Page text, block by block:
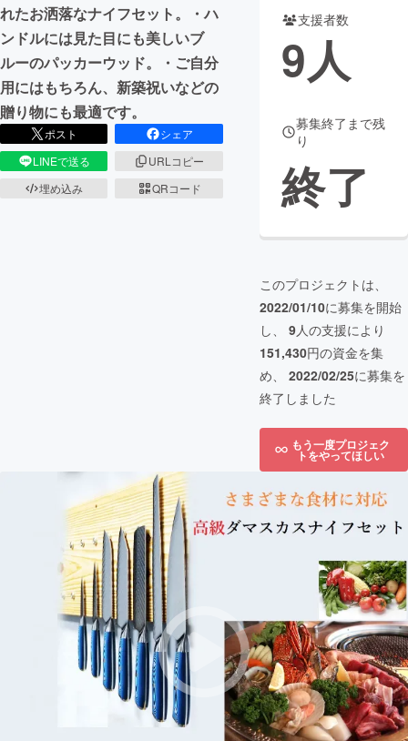
れたお洒落なナイフセット。・ハ
ンドルには見た目にも美しいブ
ルーのパッカーウッド。・ご自分
用にはもちろん、新築祝いなどの
贈り物にも最適です。
ポスト
シェア
LINEで送る
URLコピー
埋め込み
QRコード
支援者数
9人
募集終了まで残
り
終了
このプロジェクトは、
2022/01/10に募集を開始
し、 9人の支援により
151,430円の資金を集
め、 2022/02/25に募集を
終了しました
もう一度プロジェク
トをやってほしい